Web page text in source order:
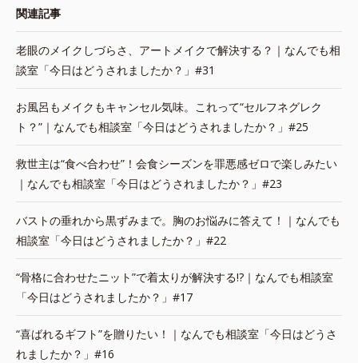
関連記事
老眼のメイクしづらさ、アートメイクで解決する？｜なんでも相
談室「今日はどうされましたか？」#31
お風呂もメイクもキャンセル気味。これって“セルフネグレク
ト？”｜なんでも相談室「今日はどうされましたか？」#25
救世主は“食べ合わせ”！会食シーズンを罪悪感ゼロで楽しみたい
｜なんでも相談室「今日はどうされましたか？」#23
バストの垂れから黒ずみまで。胸のお悩みに答えて！｜なんでも
相談室「今日はどうされましたか？」#22
“骨格に合わせたニット”で着太りが解決する!?｜なんでも相談室
「今日はどうされましたか？」#17
“喜ばれるギフト”を贈りたい！｜なんでも相談室「今日はどうさ
れましたか？」#16